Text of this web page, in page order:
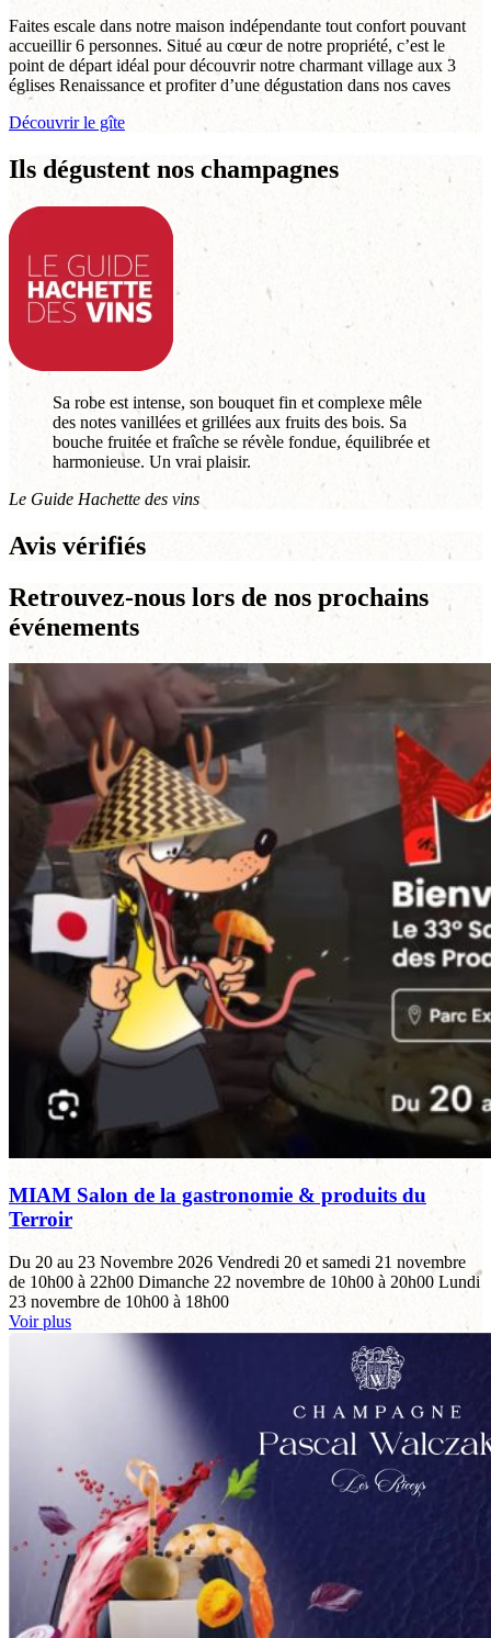
Faites escale dans notre maison indépendante tout confort pouvant
accueillir 6 personnes. Situé au cœur de notre propriété, c’est le
point de départ idéal pour découvrir notre charmant village aux 3
églises Renaissance et profiter d’une dégustation dans nos caves
Découvrir le gîte
Ils dégustent nos champagnes
Sa robe est intense, son bouquet fin et complexe mêle
des notes vanillées et grillées aux fruits des bois. Sa
bouche fruitée et fraîche se révèle fondue, équilibrée et
harmonieuse. Un vrai plaisir.
Le Guide Hachette des vins
Avis vérifiés
Retrouvez-nous lors de nos prochains
événements
MIAM Salon de la gastronomie & produits du
Terroir
Du 20 au 23 Novembre 2026 Vendredi 20 et samedi 21 novembre
de 10h00 à 22h00 Dimanche 22 novembre de 10h00 à 20h00 Lundi
23 novembre de 10h00 à 18h00
Voir plus